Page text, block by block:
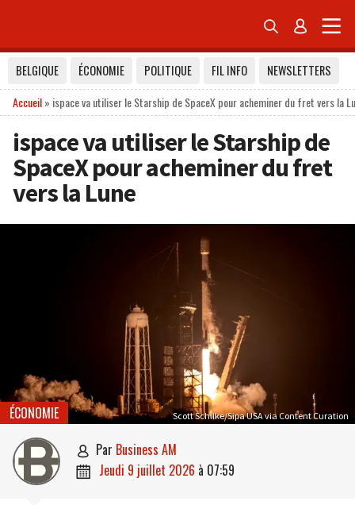
 
BELGIQUE ÉCONOMIE POLITIQUE FIL INFO
NEWSLETTERS
Accueil» ispace va utiliser le Starship de SpaceX pour acheminer du fret vers la
ispace va utiliser le Starship de
SpaceX pour acheminer du fret
vers la Lune
Scott Schilke/Sipa USA via Content Curation
ÉCONOMIE
 par Business AM
 jeudi 9 juillet 2026 à 07:59